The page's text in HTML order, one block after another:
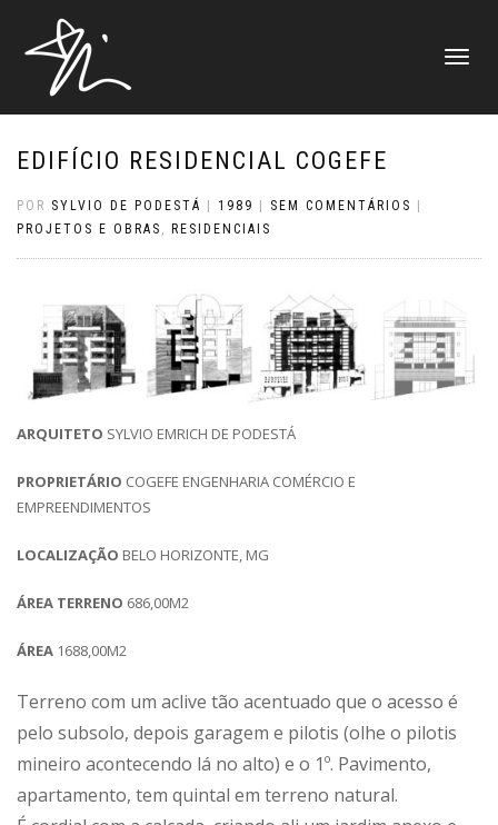
ALTERNAR
EDIFÍCIO RESIDENCIAL COGEFE
POR SYLVIO DE PODESTÁ 1989 SEM COMENTÁRIOS
PROJETOS E OBRAS , RESIDENCIAIS
ARQUITETO SYLVIO EMRICH DE PODESTÁ
PROPRIETÁRIO COGEFE ENGENHARIA COMÉRCIO E
EMPREENDIMENTOS
LOCALIZAÇÃO BELO HORIZONTE, MG
ÁREA TERRENO 686,00M2
ÁREA 1688,00M2
Terreno com um aclive tão acentuado que o acesso é
pelo subsolo, depois garagem e pilotis (olhe o pilotis
mineiro acontecendo lá no alto) e o 1º. Pavimento,
apartamento, tem quintal em terreno natural.